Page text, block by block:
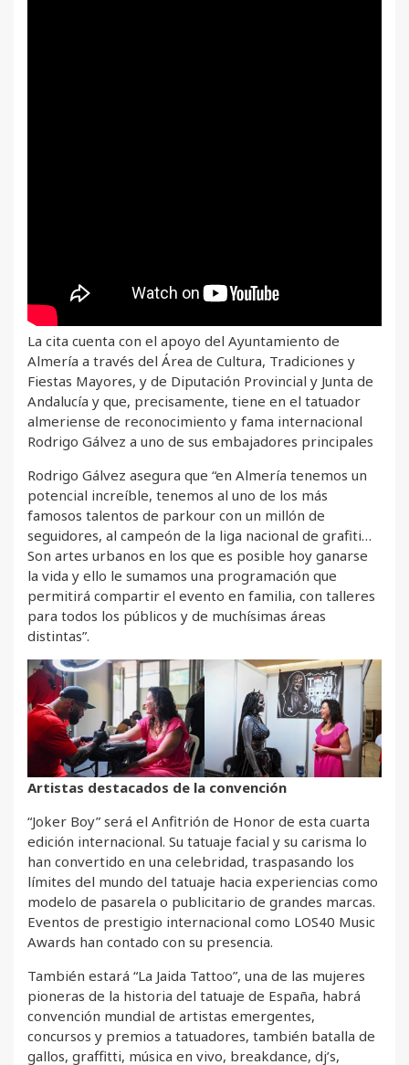
La cita cuenta con el apoyo del Ayuntamiento de
Almería a través del Área de Cultura, Tradiciones y
Fiestas Mayores, y de Diputación Provincial y Junta de
Andalucía y que, precisamente, tiene en el tatuador
almeriense de reconocimiento y fama internacional
Rodrigo Gálvez a uno de sus embajadores principales
Rodrigo Gálvez asegura que “en Almería tenemos un
potencial increíble, tenemos al uno de los más
famosos talentos de parkour con un millón de
seguidores, al campeón de la liga nacional de grafiti…
Son artes urbanos en los que es posible hoy ganarse
la vida y ello le sumamos una programación que
permitirá compartir el evento en familia, con talleres
para todos los públicos y de muchísimas áreas
distintas”.
Artistas destacados de la convención
“Joker Boy” será el Anfitrión de Honor de esta cuarta
edición internacional. Su tatuaje facial y su carisma lo
han convertido en una celebridad, traspasando los
límites del mundo del tatuaje hacia experiencias como
modelo de pasarela o publicitario de grandes marcas.
Eventos de prestigio internacional como LOS40 Music
Awards han contado con su presencia.
También estará “La Jaida Tattoo”, una de las mujeres
pioneras de la historia del tatuaje de España, habrá
convención mundial de artistas emergentes,
concursos y premios a tatuadores, también batalla de
gallos, graffitti, música en vivo, breakdance, dj’s,